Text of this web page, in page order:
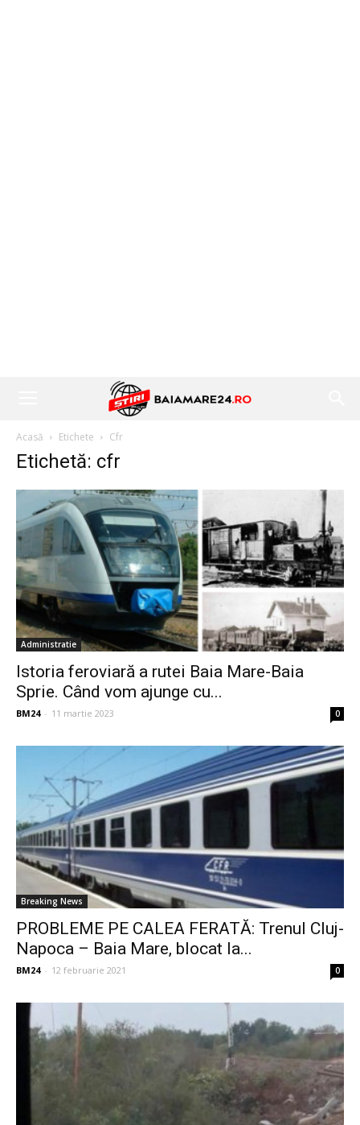
Acasă Etichete Cfr
Etichetă: cfr
Administratie
Istoria feroviară a rutei Baia Mare-Baia
Sprie. Când vom ajunge cu...
BM24 - 11 martie 2023 0
Breaking News
PROBLEME PE CALEA FERATĂ: Trenul Cluj-
Napoca – Baia Mare, blocat la...
BM24 - 12 februarie 2021 0